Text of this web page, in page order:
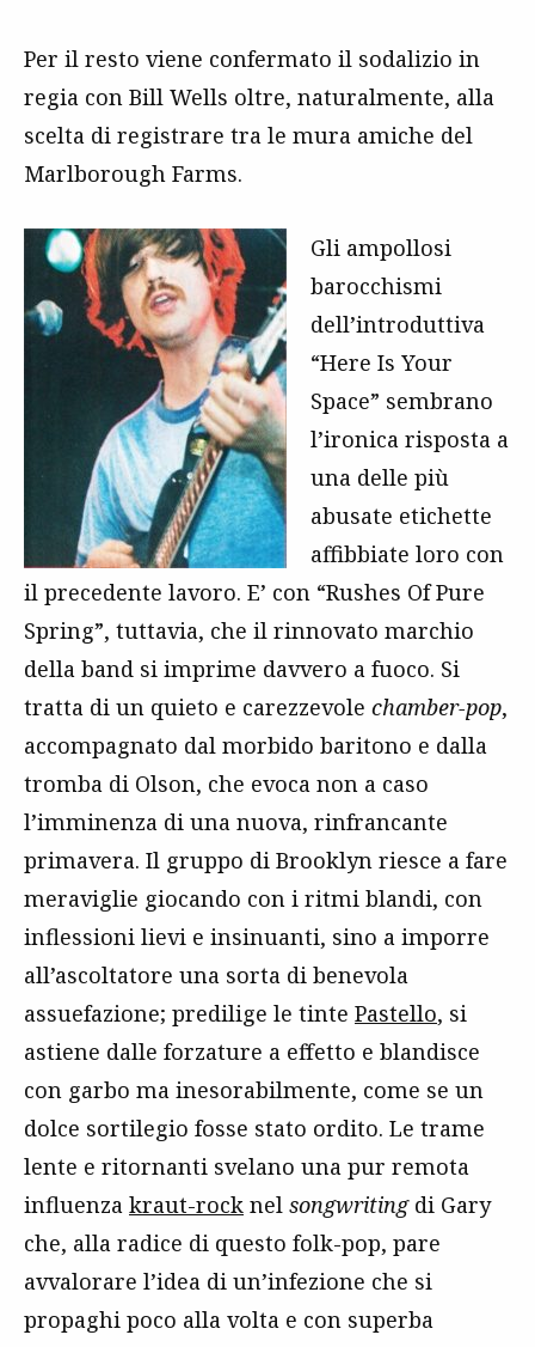
Per il resto viene confermato il sodalizio in
regia con Bill Wells oltre, naturalmente, alla
scelta di registrare tra le mura amiche del
Marlborough Farms.
Gli ampollosi
barocchismi
dell’introduttiva
“Here Is Your
Space” sembrano
l’ironica risposta a
una delle più
abusate etichette
affibbiate loro con
il precedente lavoro. E’ con “Rushes Of Pure
Spring”, tuttavia, che il rinnovato marchio
della band si imprime davvero a fuoco. Si
tratta di un quieto e carezzevole chamber-pop,
accompagnato dal morbido baritono e dalla
tromba di Olson, che evoca non a caso
l’imminenza di una nuova, rinfrancante
primavera. Il gruppo di Brooklyn riesce a fare
meraviglie giocando con i ritmi blandi, con
inflessioni lievi e insinuanti, sino a imporre
all’ascoltatore una sorta di benevola
assuefazione; predilige le tinte Pastello, si
astiene dalle forzature a effetto e blandisce
con garbo ma inesorabilmente, come se un
dolce sortilegio fosse stato ordito. Le trame
lente e ritornanti svelano una pur remota
influenza kraut-rock nel songwritingdi Gary
che, alla radice di questo folk-pop, pare
avvalorare l’idea di un’infezione che si
propaghi poco alla volta e con superba